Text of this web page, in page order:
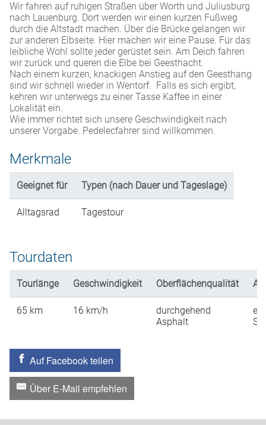
Wir fahren auf ruhigen Straßen über Worth und Juliusburg
nach Lauenburg. Dort werden wir einen kurzen Fußweg
durch die Altstadt machen. Über die Brücke gelangen wir
zur anderen Elbseite. Hier machen wir eine Pause. Für das
leibliche Wohl sollte jeder gerüstet sein. Am Deich fahren
wir zurück und queren die Elbe bei Geesthacht.
Nach einem kurzen, knackigen Anstieg auf den Geesthang
sind wir schnell wieder in Wentorf. Falls es sich ergibt,
kehren wir unterwegs zu einer Tasse Kaffee in einer
Lokalität ein.
Wie immer richtet sich unsere Geschwindigkeit nach
unserer Vorgabe. Pedelecfahrer sind willkommen.
Merkmale
Geeignet für Typen (nach Dauer und Tageslage)
Alltagsrad Tagestour
Tourdaten
Tourlänge Geschwindigkeit Oberflächenqualität
65 km 16 km/h
durchgehend
Asphalt
Auf Facebook teilen
Über E-Mail empfehlen